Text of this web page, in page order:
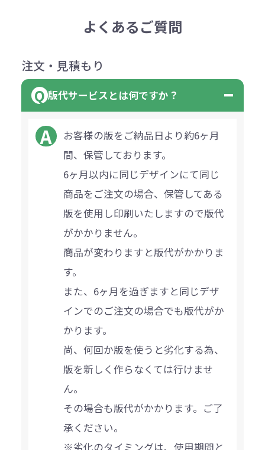
よくあるご質問
注文・見積もり
版代サービスとは何ですか？
お客様の版をご納品日より約6ヶ月
間、保管しております。
6ヶ月以内に同じデザインにて同じ
商品をご注文の場合、保管してある
版を使用し印刷いたしますので版代
がかかりません。
商品が変わりますと版代がかかりま
す。
また、6ヶ月を過ぎますと同じデザ
インでのご注文の場合でも版代がか
かります。
尚、何回か版を使うと劣化する為、
版を新しく作らなくては行けませ
ん。
その場合も版代がかかります。ご了
承ください。
※劣化のタイミングは、使用期間と